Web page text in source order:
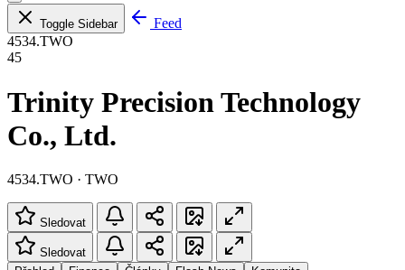
Toggle Sidebar
Feed
4534.TWO
45
Trinity Precision Technology
Co., Ltd.
4534.TWO · TWO
Sledovat
Sledovat